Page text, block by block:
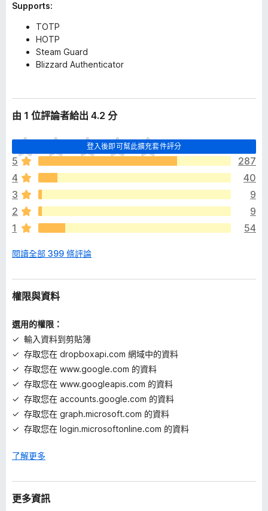
Supports:
TOTP
HOTP
Steam Guard
Blizzard Authenticator
由 1 位評論者給出 4.2 分
登入後即可幫此擴充套件評分
目
前
沒
有
評
分
5
287
4
40
3
9
2
9
1
54
閱讀全部 399 條評論
權限與資料
選用的權限：
輸入資料到剪貼簿
存取您在 dropboxapi.com 網域中的資料
存取您在 www.google.com 的資料
存取您在 www.googleapis.com 的資料
存取您在 accounts.google.com 的資料
存取您在 graph.microsoft.com 的資料
存取您在 login.microsoftonline.com 的資料
了解更多
更多資訊